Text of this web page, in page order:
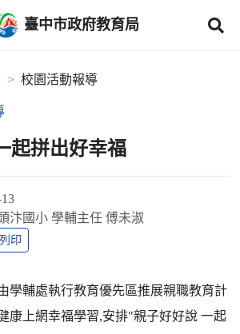
臺中市政府教育局
校園活動報導
起拼出好幸福
汴國小 學輔主任 傅未淑
列印
學輔處執行教育優先區推展親職教育計
康上網幸福學習,安排"親子好好說 一起